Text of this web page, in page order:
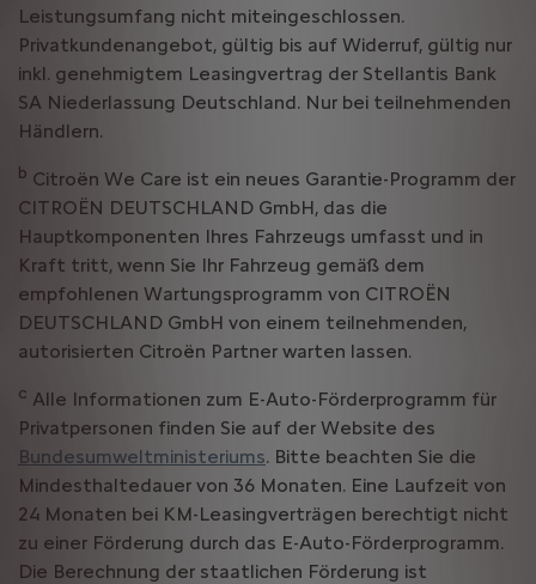
Leistungsumfang nicht miteingeschlossen.
Privatkundenangebot, gültig bis auf Widerruf, gültig nur
inkl. genehmigtem Leasingvertrag der Stellantis Bank
SA Niederlassung Deutschland. Nur bei teilnehmenden
Händlern.
b Citroën We Care ist ein neues Garantie-Programm der
CITROËN DEUTSCHLAND GmbH, das die
Hauptkomponenten Ihres Fahrzeugs umfasst und in
Kraft tritt, wenn Sie Ihr Fahrzeug gemäß dem
empfohlenen Wartungsprogramm von CITROËN
DEUTSCHLAND GmbH von einem teilnehmenden,
autorisierten Citroën Partner warten lassen.
c Alle Informationen zum E-Auto-Förderprogramm für
Privatpersonen finden Sie auf der Website des
Bundesumweltministeriums. Bitte beachten Sie die
Mindesthaltedauer von 36 Monaten. Eine Laufzeit von
24 Monaten bei KM-Leasingverträgen berechtigt nicht
zu einer Förderung durch das E-Auto-Förderprogramm.
Die Berechnung der staatlichen Förderung ist